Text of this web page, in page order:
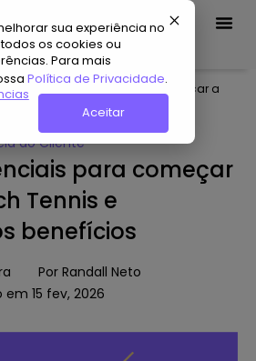
sua experiência no
os cookies ou
Para mais
Política de Privacidade.
Aceitar
Demo Grátis
»4 Dicas essenciais para começar a
os benefícios
do Cliente
para começar
Tennis e
benefícios
Por Randall Neto
15 fev, 2026